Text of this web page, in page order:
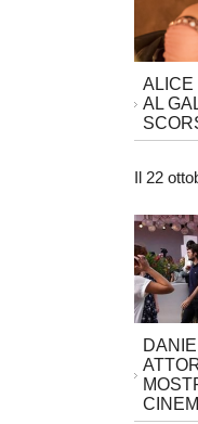
ALICE
AL
Il 22